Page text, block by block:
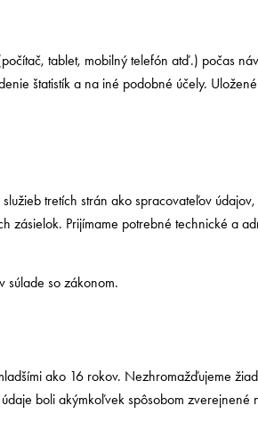
tablet, mobilný telefón atď.) počas
štatistík a na iné podobné účely.
tretích strán ako spracovateľov
zásielok. Prijímame potrebné technické a
súlade so zákonom.
ako 16 rokov. Nezhromažďujeme
boli akýmkoľvek spôsobom zverejnené